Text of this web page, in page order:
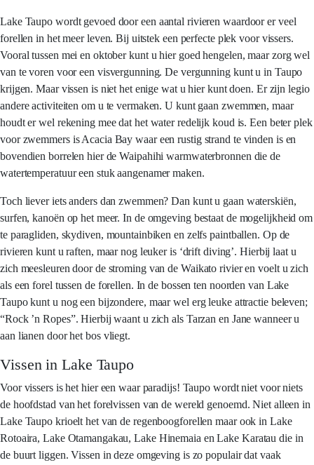
Lake Taupo wordt gevoed door een aantal rivieren waardoor er veel
forellen in het meer leven. Bij uitstek een perfecte plek voor vissers.
Vooral tussen mei en oktober kunt u hier goed hengelen, maar zorg wel
van te voren voor een visvergunning. De vergunning kunt u in Taupo
krijgen. Maar vissen is niet het enige wat u hier kunt doen. Er zijn legio
andere activiteiten om u te vermaken. U kunt gaan zwemmen, maar
houdt er wel rekening mee dat het water redelijk koud is. Een beter plek
voor zwemmers is Acacia Bay waar een rustig strand te vinden is en
bovendien borrelen hier de Waipahihi warmwaterbronnen die de
watertemperatuur een stuk aangenamer maken.
Toch liever iets anders dan zwemmen? Dan kunt u gaan waterskiën,
surfen, kanoën op het meer. In de omgeving bestaat de mogelijkheid om
te paragliden, skydiven, mountainbiken en zelfs paintballen. Op de
rivieren kunt u raften, maar nog leuker is ‘drift diving’. Hierbij laat u
zich meesleuren door de stroming van de Waikato rivier en voelt u zich
als een forel tussen de forellen. In de bossen ten noorden van Lake
Taupo kunt u nog een bijzondere, maar wel erg leuke attractie beleven;
“Rock ’n Ropes”. Hierbij waant u zich als Tarzan en Jane wanneer u
aan lianen door het bos vliegt.
Vissen in Lake Taupo
Voor vissers is het hier een waar paradijs! Taupo wordt niet voor niets
de hoofdstad van het forelvissen van de wereld genoemd. Niet alleen in
Lake Taupo krioelt het van de regenboogforellen maar ook in Lake
Rotoaira, Lake Otamangakau, Lake Hinemaia en Lake Karatau die in
de buurt liggen. Vissen in deze omgeving is zo populair dat vaak